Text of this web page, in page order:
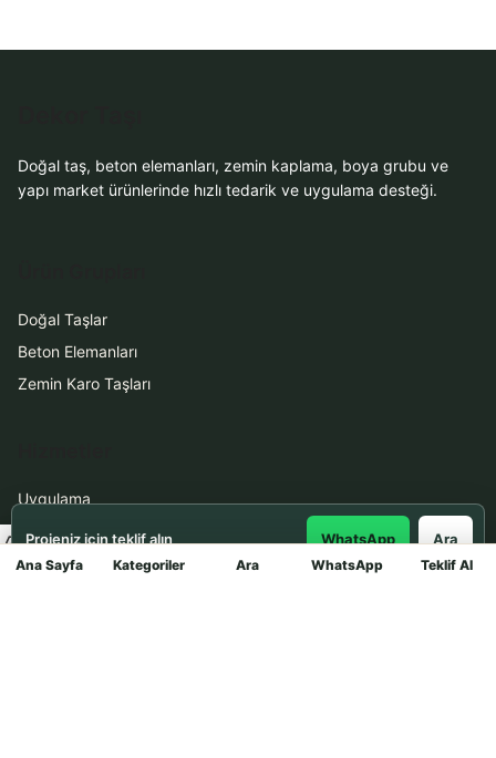
Ana Sayfa Kategoriler Ara WhatsApp Teklif Al
Doğal taş, beton elemanları, zemin kaplama, boya grubu ve
yapı market ürünlerinde hızlı tedarik ve uygulama desteği.
Doğal Taşlar
Beton Elemanları
Zemin Karo Taşları
Uygulama
Boya Badana
Projeniz için teklif alın WhatsApp Ara